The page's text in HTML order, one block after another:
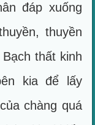
đáp xuống
thuyền
thất kinh
kia để lấy
chàng quá